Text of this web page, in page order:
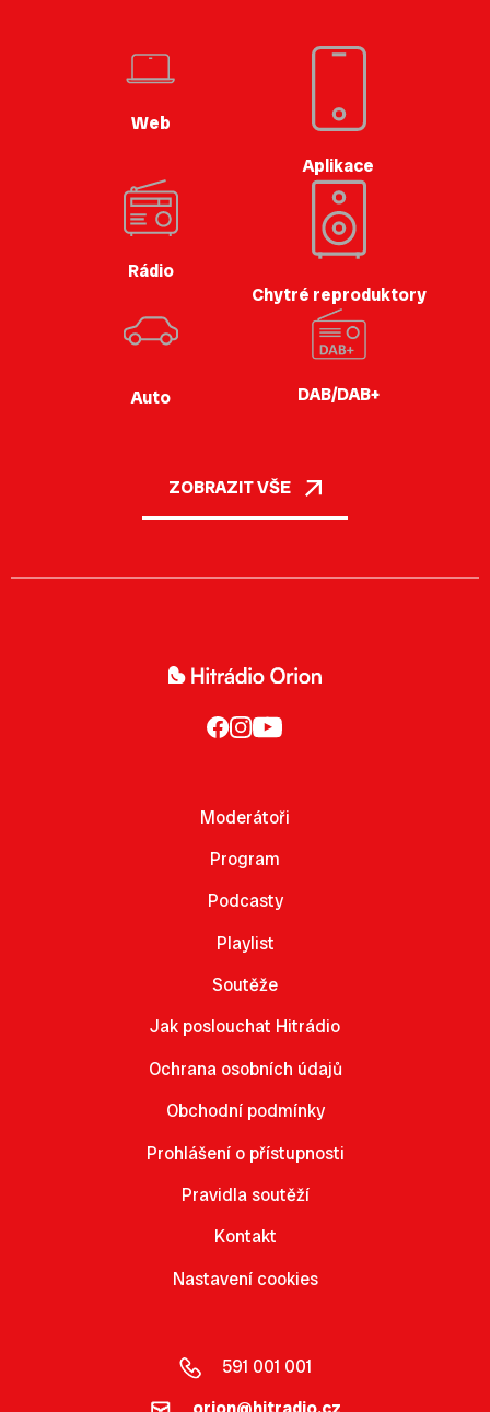
Web
Aplikace
Rádio
Chytré reproduktory
Auto DAB/DAB+
ZOBRAZIT VŠE
Moderátoři
Program
Podcasty
Playlist
Soutěže
Jak poslouchat Hitrádio
Ochrana osobních údajů
Obchodní podmínky
Prohlášení o přístupnosti
Pravidla soutěží
Kontakt
Nastavení cookies
591 001 001